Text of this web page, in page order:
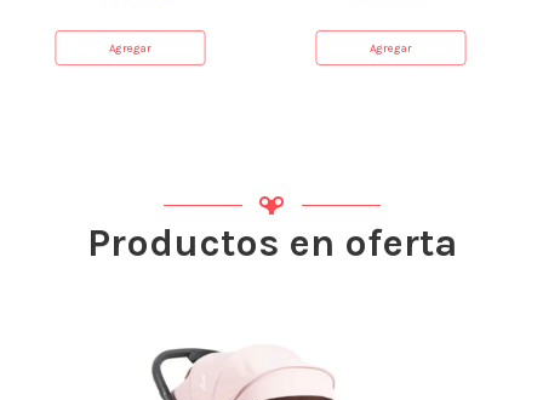
Agregar Agregar
Productos en oferta